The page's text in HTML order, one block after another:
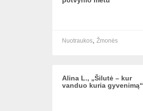
Nuotraukos, Žmonės
Alina L., „Šilutė – kur
vanduo kuria gyvenimą“